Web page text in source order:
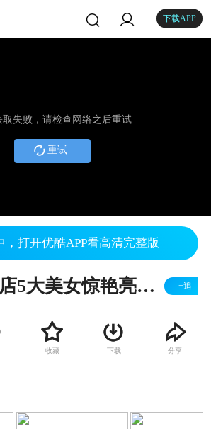
下载APP
取失败，请检查网络之后重试
重试
，打开优酷APP看高清完整版
德福润家酒店5大美女惊艳亮相 扇子舞风含情水含笑 +追
收藏 下载 分享